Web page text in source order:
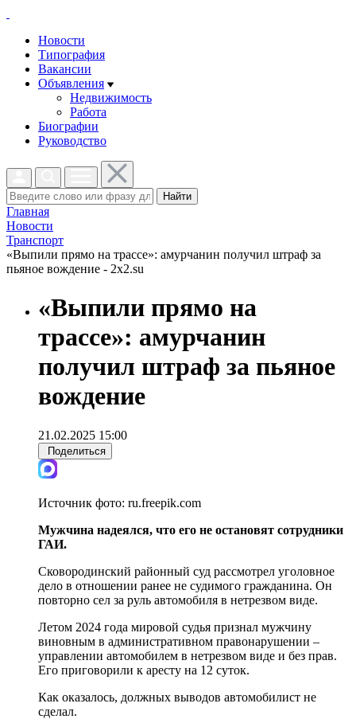
Новости
Типография
Вакансии
Объявления
Недвижимость
Работа
Биографии
Руководство
Найти
Главная
Новости
Транспорт
«Выпили прямо на трассе»: амурчанин получил штраф за
пьяное вождение - 2x2.su
«Выпили прямо на
трассе»: амурчанин
получил штраф за пьяное
вождение
21.02.2025 15:00
Поделиться
Источник фото: ru.freepik.com
Мужчина надеялся, что его не остановят сотрудники
ГАИ.
Сковородинский районный суд рассмотрел уголовное
дело в отношении ранее не судимого гражданина. Он
повторно сел за руль автомобиля в нетрезвом виде.
Летом 2024 года мировой судья признал мужчину
виновным в административном правонарушении –
управлении автомобилем в нетрезвом виде и без прав.
Его приговорили к аресту на 12 суток.
Как оказалось, должных выводов автомобилист не
сделал.